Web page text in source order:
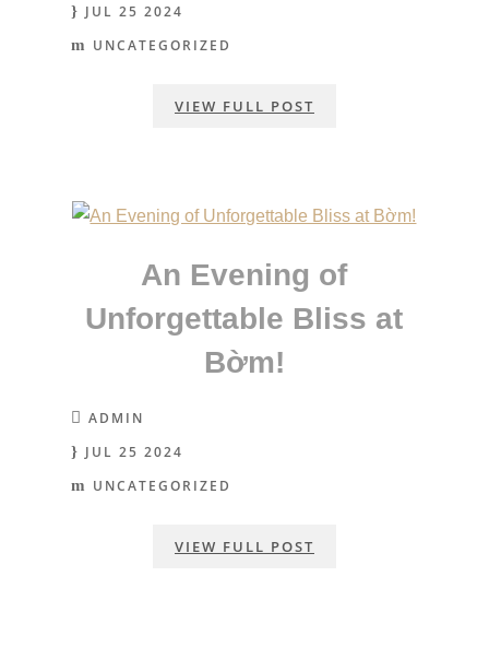
JUL 25 2024
UNCATEGORIZED
VIEW FULL POST
An Evening of
Unforgettable Bliss at
Bờm!
ADMIN
JUL 25 2024
UNCATEGORIZED
VIEW FULL POST